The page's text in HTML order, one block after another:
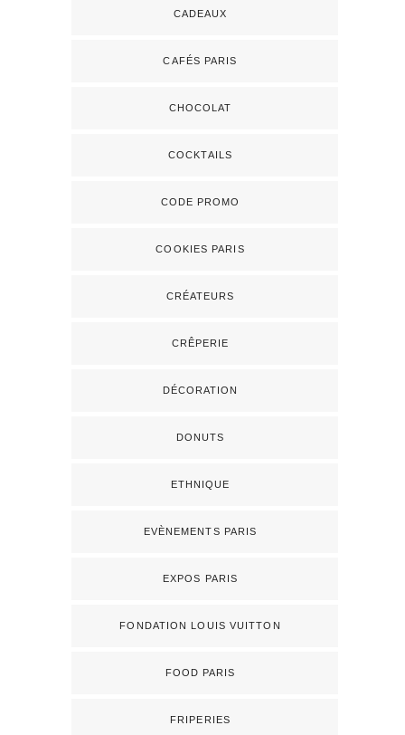
CADEAUX
CAFÉS PARIS
CHOCOLAT
COCKTAILS
CODE PROMO
COOKIES PARIS
CRÉATEURS
CRÊPERIE
DÉCORATION
DONUTS
ETHNIQUE
EVÈNEMENTS PARIS
EXPOS PARIS
FONDATION LOUIS VUITTON
FOOD PARIS
FRIPERIES